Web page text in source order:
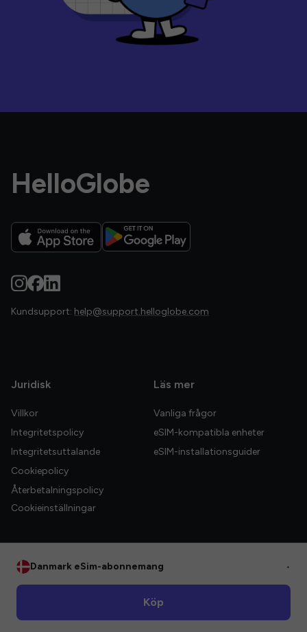
HelloGlobe
Kundsupport: help@support.helloglobe.com
Juridisk
Villkor
Integritetspolicy
Integritetsuttalande
Cookiepolicy
Återbetalningspolicy
Cookieinställningar
Läs mer
Vanliga frågor
eSIM-kompatibla enheter
eSIM-installationsguider
Danmark eSim-abonnemang •
Köp